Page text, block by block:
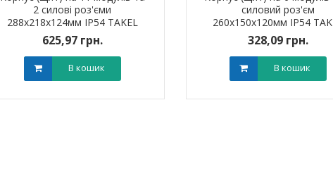
В кошик
2 силові роз'єми
288x218x124мм IP54 TAKEL
625,97 грн.
В кошик
силовий роз'єм
260x150x120мм IP54
328,09 грн.
В кошик